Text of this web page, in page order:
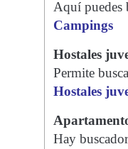
Aquí puedes
Campings
Hostales
Permite
Hostales
Hay